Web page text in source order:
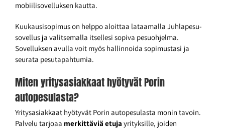
mobiilisovelluksen kautta.
Kuukausisopimus on helppo aloittaa lataamalla Juhlapesu-
sovellus ja valitsemalla itsellesi sopiva pesuohjelma.
Sovelluksen avulla voit myös hallinnoida sopimustasi ja
seurata pesutapahtumia.
Miten yritysasiakkaat hyötyvät Porin
autopesulasta?
Yritysasiakkaat hyötyvät Porin autopesulasta monin tavoin.
Palvelu tarjoaa merkittäviä etuja yrityksille, joiden